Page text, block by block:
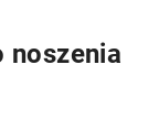
noszenia